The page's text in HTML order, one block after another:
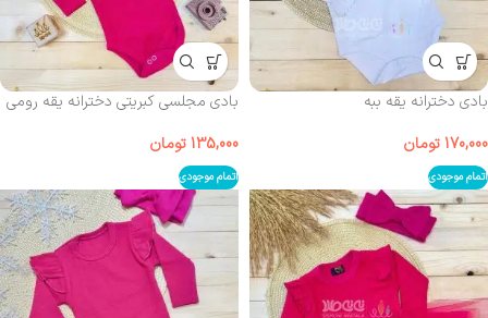
بادی دخترانه یقه ببه
170,000 تومان
بادی مجلسی کبریتی دخترانه یقه رومی
135,000 تومان
اتمام موجودی اتمام موجودی